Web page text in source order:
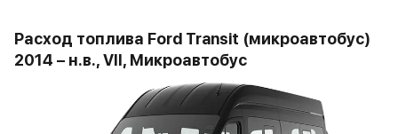
Расход топлива Ford Transit (микроавтобус)
2014 – н.в., VII, Микроавтобус